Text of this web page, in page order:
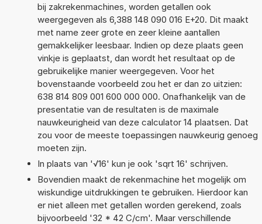
bij zakrekenmachines, worden getallen ook
weergegeven als 6,388 148 090 016 E+20. Dit maakt
met name zeer grote en zeer kleine aantallen
gemakkelijker leesbaar. Indien op deze plaats geen
vinkje is geplaatst, dan wordt het resultaat op de
gebruikelijke manier weergegeven. Voor het
bovenstaande voorbeeld zou het er dan zo uitzien:
638 814 809 001 600 000 000. Onafhankelijk van de
presentatie van de resultaten is de maximale
nauwkeurigheid van deze calculator 14 plaatsen. Dat
zou voor de meeste toepassingen nauwkeurig genoeg
moeten zijn.
In plaats van '√16' kun je ook 'sqrt 16' schrijven.
Bovendien maakt de rekenmachine het mogelijk om
wiskundige uitdrukkingen te gebruiken. Hierdoor kan
er niet alleen met getallen worden gerekend, zoals
bijvoorbeeld '32 * 42 C/cm'. Maar verschillende